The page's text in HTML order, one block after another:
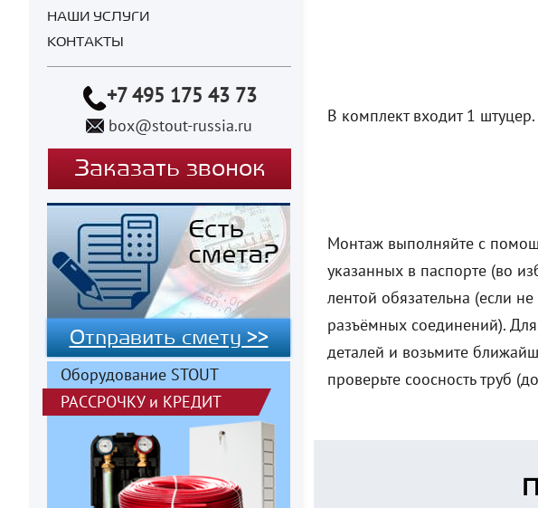
НАШИ УСЛУГИ
КОНТАКТЫ
+7 495 175 43 73
box@stout-russia.ru
Заказать звонок
Отправить смету >>
Оборудование STOUT
РАССРОЧКУи КРЕДИТ
В комплект входит 1
Монтаж выполняйте с
указанных в паспорте (во
лентой обязательна (если
разъёмных соединений).
деталей и возьмите
проверьте соосность труб